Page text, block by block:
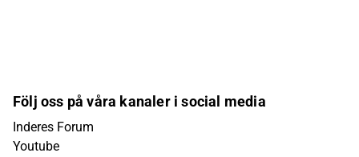
Följ oss på våra kanaler i social media
Inderes Forum
Youtube